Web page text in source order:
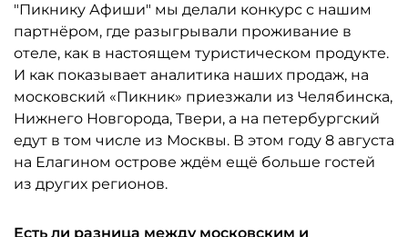
"Пикнику Афиши" мы делали конкурс с нашим
партнёром, где разыгрывали проживание в
отеле, как в настоящем туристическом продукте.
И как показывает аналитика наших продаж, на
московский «Пикник» приезжали из Челябинска,
Нижнего Новгорода, Твери, а на петербургский
едут в том числе из Москвы. В этом году 8 августа
на Елагином острове ждём ещё больше гостей
из других регионов.
Есть ли разница между московским и